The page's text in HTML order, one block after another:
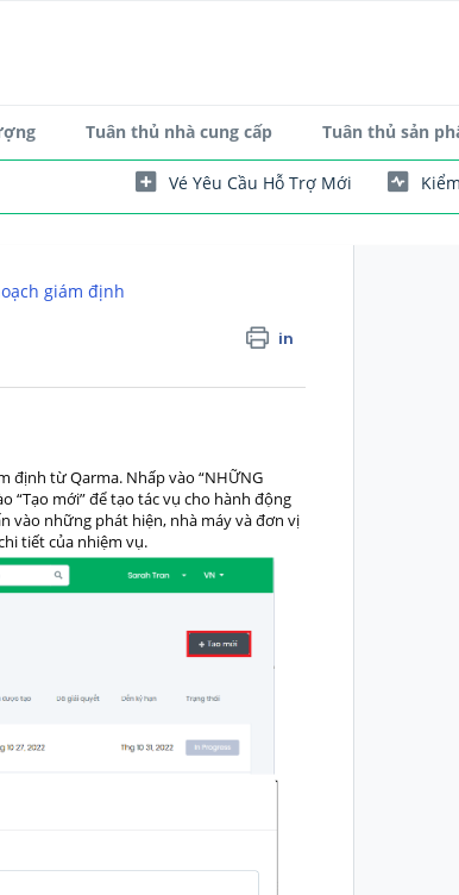
Tuân thủ nhà cung cấp Tuân thủ sản
Vé Yêu Cầu Hỗ Trợ Mới
giám định
in
định từ Qarma. Nhấp vào “NHỮNG
“Tạo mới” để tạo tác vụ cho hành động
vào những phát hiện, nhà máy và đơn vị
tiết của nhiệm vụ.